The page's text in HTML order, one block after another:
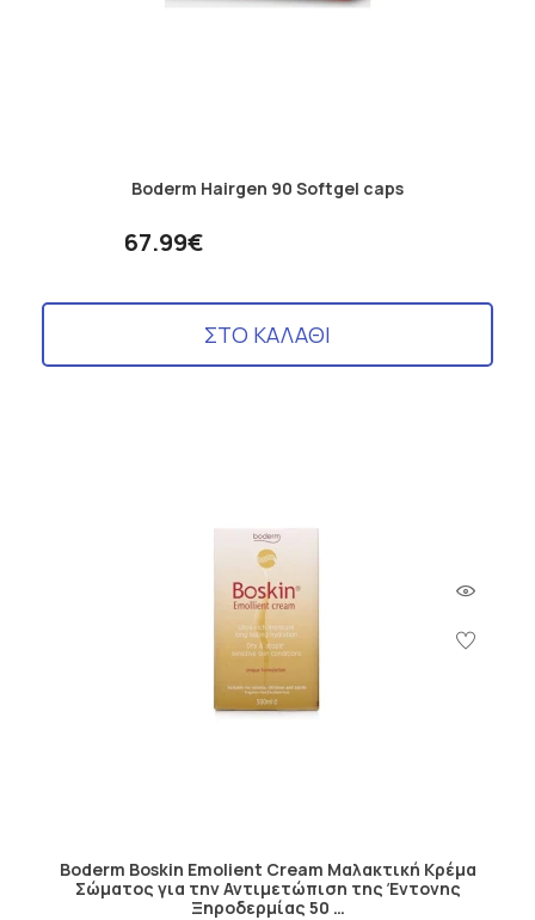
Boderm Hairgen 90 Softgel caps
67.99€
ΣΤΟ ΚΑΛΑΘΙ
Boderm Boskin Emolient Cream Μαλακτική Κρέμα
Σώματος για την Αντιμετώπιση της Έντονης
Ξηροδερμίας 50 …